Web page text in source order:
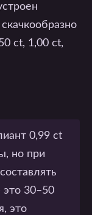
ct, 1,00 ct,
0,99 ct
но при
это 30–50
это